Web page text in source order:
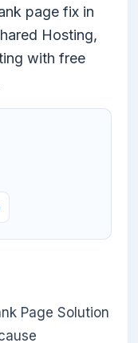
page fix in
Hosting,
with free
Page Solution